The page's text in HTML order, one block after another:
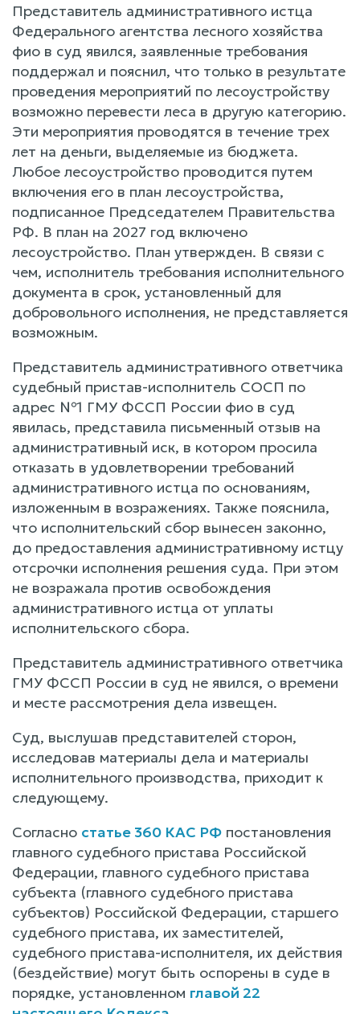
Представитель административного истца
Федерального агентства лесного хозяйства
фио в суд явился, заявленные требования
поддержал и пояснил, что только в результате
проведения мероприятий по лесоустройству
возможно перевести леса в другую категорию.
Эти мероприятия проводятся в течение трех
лет на деньги, выделяемые из бюджета.
Любое лесоустройство проводится путем
включения его в план лесоустройства,
подписанное Председателем Правительства
РФ. В план на 2027 год включено
лесоустройство. План утвержден. В связи с
чем, исполнитель требования исполнительного
документа в срок, установленный для
добровольного исполнения, не представляется
возможным.
Представитель административного ответчика
судебный пристав-исполнитель СОСП по
адрес №1 ГМУ ФССП России фио в суд
явилась, представила письменный отзыв на
административный иск, в котором просила
отказать в удовлетворении требований
административного истца по основаниям,
изложенным в возражениях. Также пояснила,
что исполнительский сбор вынесен законно,
до предоставления административному истцу
отсрочки исполнения решения суда. При этом
не возражала против освобождения
административного истца от уплаты
исполнительского сбора.
Представитель административного ответчика
ГМУ ФССП России в суд не явился, о времени
и месте рассмотрения дела извещен.
Суд, выслушав представителей сторон,
исследовав материалы дела и материалы
исполнительного производства, приходит к
следующему.
Согласно статье 360 КАС РФ постановления
главного судебного пристава Российской
Федерации, главного судебного пристава
субъекта (главного судебного пристава
субъектов) Российской Федерации, старшего
судебного пристава, их заместителей,
судебного пристава-исполнителя, их действия
(бездействие) могут быть оспорены в суде в
порядке, установленном главой 22